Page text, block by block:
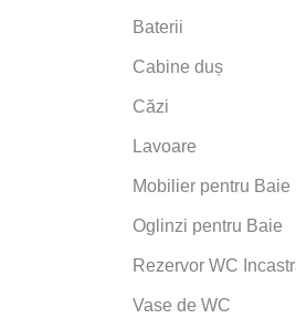
Baterii
Cabine duș
Căzi
Lavoare
Mobilier pentru Baie
Oglinzi pentru Baie
Rezervor WC
Vase de WC